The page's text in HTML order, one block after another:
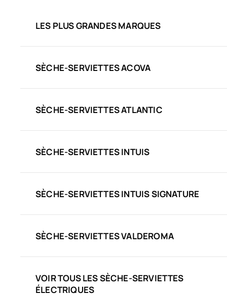
LES PLUS GRANDES MARQUES
SÈCHE-SERVIETTES ACOVA
SÈCHE-SERVIETTES ATLANTIC
SÈCHE-SERVIETTES INTUIS
SÈCHE-SERVIETTES INTUIS SIGNATURE
SÈCHE-SERVIETTES VALDEROMA
VOIR TOUS LES SÈCHE-SERVIETTES
ÉLECTRIQUES